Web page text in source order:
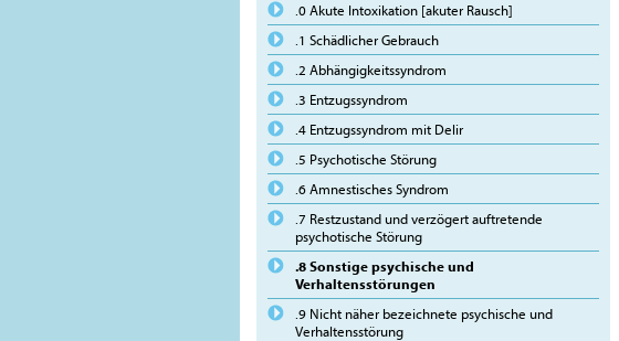
.0 Akute Intoxikation [akuter Rausch]
.1 Schädlicher Gebrauch
.2 Abhängigkeitssyndrom
.3 Entzugssyndrom
.4 Entzugssyndrom mit Delir
.5 Psychotische Störung
.6 Amnestisches Syndrom
.7 Restzustand und verzögert auftretende
psychotische Störung
.8 Sonstige psychische und
Verhaltensstörungen
.9 Nicht näher bezeichnete psychische und
Verhaltensstörung